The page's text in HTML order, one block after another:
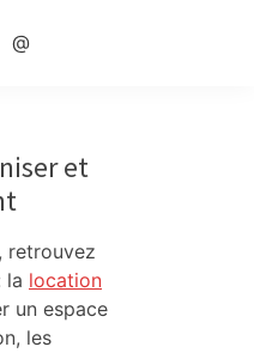
@
et
retrouvez
la location
un espace
les